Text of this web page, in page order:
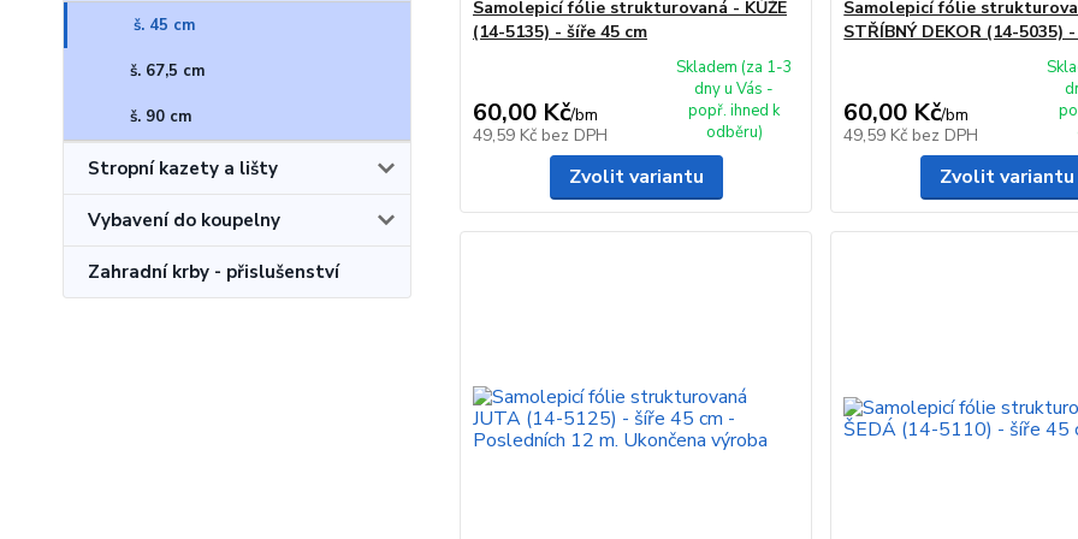
š. 45 cm
š. 67,5 cm
š. 90 cm
Stropní kazety a lišty
Vybavení do koupelny
Zahradní krby - přislušenství
Samolepicí fólie strukturovaná - KŮŽE
(14-5135) - šíře 45 cm
60,00 Kč/bm
49,59 Kč bez DPH
Skladem (za 1-3
dny u Vás -
popř. ihned k
odběru)
Zvolit variantu
Samolepicí fólie
STŘÍBNÝ DEKOR (14-5035)
60,00 Kč/bm
49,59 Kč bez DPH
Zvolit variantu